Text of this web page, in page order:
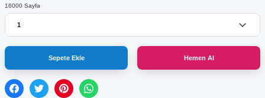
16000 Sayfa
Sepete Ekle Hemen Al